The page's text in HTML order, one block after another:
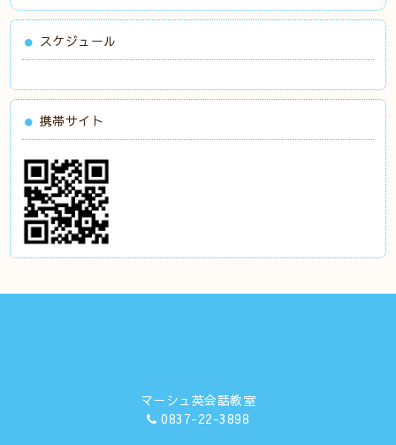
スケジュール
携帯サイト
マーシュ英会話教室
0837-22-3898